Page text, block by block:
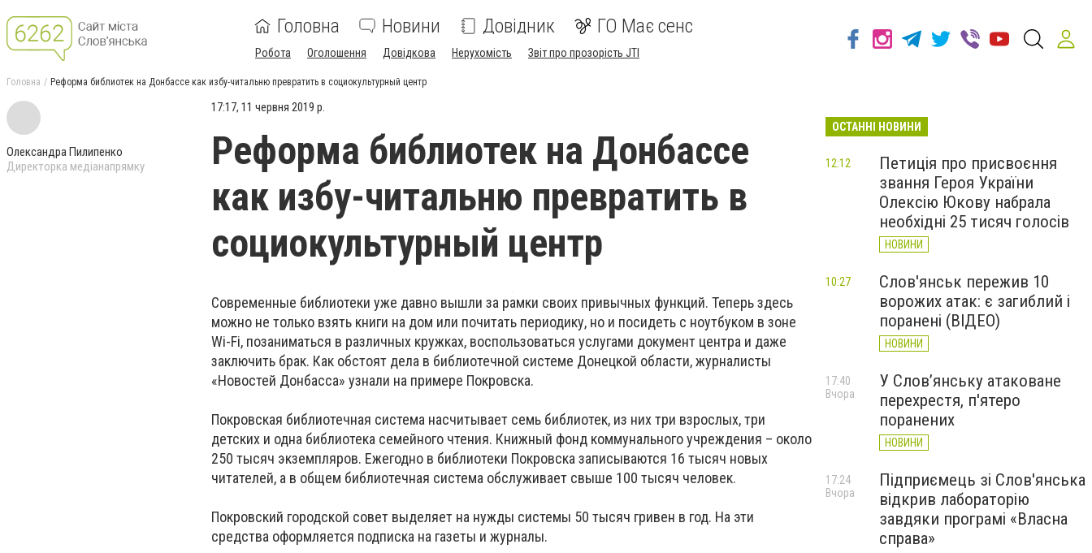
Головна Новини Довідник ГО Має сенс
Робота Оголошення Довідкова Нерухомість Звіт про прозорість JTI
Головна Реформа библиотек на Донбассе как избу-читальню превратить в социокультурный центр
Олександра Пилипенко
Директорка медіанапрямку
17:17, 11 червня 2019 р.
Реформа библиотек на Донбассе
как избу-читальню превратить в
социокультурный центр
Современные библиотеки уже давно вышли за рамки своих привычных функций. Теперь здесь
можно не только взять книги на дом или почитать периодику, но и посидеть с ноутбуком в зоне
Wi-Fi, позаниматься в различных кружках, воспользоваться услугами документ центра и даже
заключить брак. Как обстоят дела в библиотечной системе Донецкой области, журналисты
«Новостей Донбасса» узнали на примере Покровска.
Покровская библиотечная система насчитывает семь библиотек, из них три взрослых, три
детских и одна библиотека семейного чтения. Книжный фонд коммунального учреждения – около
250 тысяч экземпляров. Ежегодно в библиотеки Покровска записываются 16 тысяч новых
читателей, а в общем библиотечная система обслуживает свыше 100 тысяч человек.
Покровский городской совет выделяет на нужды системы 50 тысяч гривен в год. На эти
средства оформляется подписка на газеты и журналы.
ОСТАННІ НОВИНИ
Петиція про присвоєння
звання Героя України
Олексію Юкову набрала
необхідні 25 тисяч голосів
НОВИНИ
12:12
Слов'янськ пережив 10
ворожих атак: є загиблий і
поранені (ВІДЕО)
НОВИНИ
10:27
У Слов’янську атаковане
перехрестя, п'ятеро
поранених
НОВИНИ
17:40
Вчора
Підприємець зі Слов'янська
відкрив лабораторію
завдяки програмі «Власна
справа»
17:24
Вчора